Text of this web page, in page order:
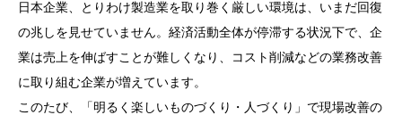
日本企業、とりわけ製造業を取り巻く厳しい環境は、いまだ回復
の兆しを見せていません。経済活動全体が停滞する状況下で、企
業は売上を伸ばすことが難しくなり、コスト削減などの業務改善
に取り組む企業が増えています。
このたび、「明るく楽しいものづくり・人づくり」で現場改善の